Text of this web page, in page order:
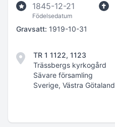
1845-12-21
Födelsedatum
Gravsatt: 1919-10-31
TR 1 1122, 1123
Trässbergs kyrkogård
Sävare församling
Sverige, Västra Götaland